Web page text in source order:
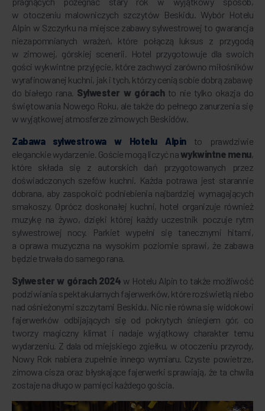
w otoczeniu malowniczych szczytów Beskidu. Wybór Hotelu
Alpin w Szczyrku na miejsce zabawy sylwestrowej to gwarancja
niezapomnianych wrażeń, które połączą luksus z przygodą
w zimowej, górskiej scenerii. Hotel przygotowuje dla swoich
gości wykwintne przyjęcie, które zachwyci zarówno miłośników
wyrafinowanej kuchni, jak i tych, którzy cenią sobie dobrą zabawę
do białego rana. Sylwester w górachto nie tylko okazja do
świętowania Nowego Roku, ale także do pełnego zanurzenia się
w wyjątkowej atmosferze zimowych Beskidów.
Zabawa sylwestrowa w Hotelu Alpinto prawdziwie
eleganckie wydarzenie. Goście mogą liczyć nawykwintne menu,
które składa się z autorskich dań przygotowanych przez
doświadczonych szefów kuchni. Każda potrawa jest starannie
dobrana, aby zaspokoić podniebienia najbardziej wymagających
smakoszy. Oprócz doskonałej kuchni, hotel organizuje również
muzykę na żywo, dzięki której każdy uczestnik poczuje rytm
sylwestrowej nocy. Parkiet wypełni się tanecznymi hitami,
a oprawa muzyczna na wysokim poziomie sprawi, że zabawa
będzie trwała do samego rana.
Sylwester w górach 2024 w Hotelu Alpin to także możliwość
podziwiania spektakularnych fajerwerków, które rozświetlą niebo
nad ośnieżonymi szczytami Beskidu. Nic nie równa się widokowi
fajerwerków odbijających się od pokrytych śniegiem gór, co
tworzy magiczny klimat i nadaje wyjątkowy charakter temu
wydarzeniu. Z dala od miejskiego zgiełku, w otoczeniu przyrody,
Nowy Rok nabiera zupełnie innego wymiaru. Czyste powietrze,
zimowa cisza oraz błyskające fajerwerki sprawiają, że ta chwila
zostaje na długo w pamięci każdego gościa.